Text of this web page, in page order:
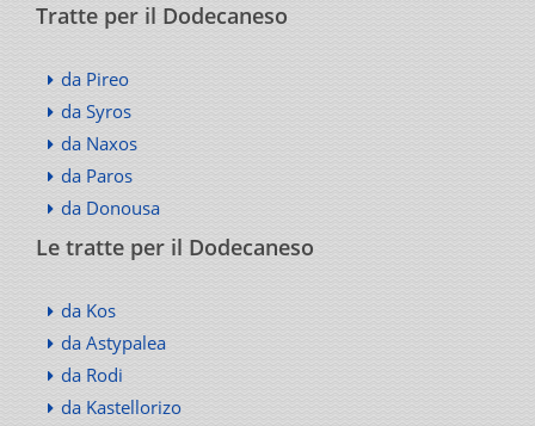
Tratte per il Dodecaneso
da Pireo
da Syros
da Naxos
da Paros
da Donousa
Le tratte per il Dodecaneso
da Kos
da Astypalea
da Rodi
da Kastellorizo